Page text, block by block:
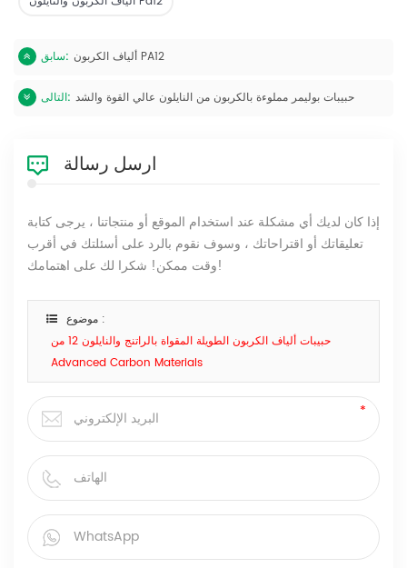
سابق: ألياف الكربون PA12
التالى: حبيبات بوليمر مملوءة بالكربون من النايلون عالي القوة والشد
ارسل رسالة
إذا كان لديك أي مشكلة عند استخدام الموقع أو منتجاتنا ، يرجى كتابة
تعليقاتك أو اقتراحاتك ، وسوف نقوم بالرد على أسئلتك في أقرب
وقت ممكن! شكرا لك على اهتمامك!
موضوع :
حبيبات ألياف الكربون الطويلة المقواة بالراتنج والنايلون 12 من
Advanced Carbon Materials